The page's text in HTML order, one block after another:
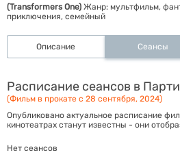
(Transformers One) Жанр: мультфильм,
приключения, семейный
Описание Сеансы
Расписание сеансов в
(Фильм в прокате с 28 сентября, 2024)
Опубликовано актуальное расписание
кинотеатрах станут известны - они
Нет сеансов